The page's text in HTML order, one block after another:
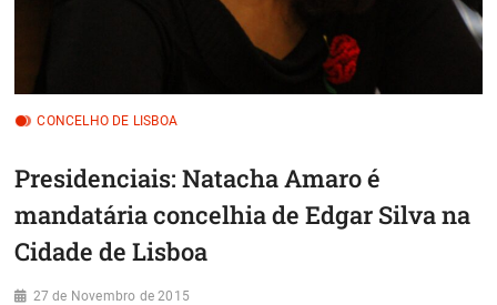
CONCELHO DE LISBOA
Presidenciais: Natacha Amaro é
mandatária concelhia de Edgar Silva na
Cidade de Lisboa
27 de Novembro de 2015